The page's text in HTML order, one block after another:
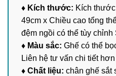
♦ Kích thước: Kích
49cm x Chiều cao tổng
đệm ngồi có thể tùy chỉnh
♦ Màu sắc: Ghế có thể
Liên hệ tư vấn chi tiết hơn
♦ Chất liệu: chân ghế sắt